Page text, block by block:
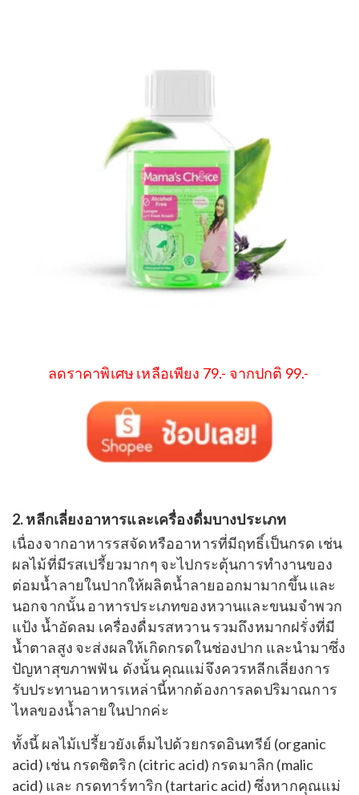
ลดราคาพิเศษ เหลือเพียง 79.- จากปกติ 99.-
2. หลีกเลี่ยงอาหารและเครื่องดื่มบางประเภท
เนื่องจากอาหารรสจัดหรืออาหารที่มีฤทธิ์เป็นกรด เช่น
ผลไม้ที่มีรสเปรี้ยวมากๆ จะไปกระตุ้นการทำงานของ
ต่อมน้ำลายในปากให้ผลิตน้ำลายออกมามากขึ้น และ
นอกจากนั้น อาหารประเภทของหวานและขนมจำพวก
แป้ง น้ำอัดลม เครื่องดื่มรสหวาน รวมถึงหมากฝรั่งที่มี
น้ำตาลสูง จะส่งผลให้เกิดกรดในช่องปาก และนำมาซึ่ง
ปัญหาสุขภาพฟัน ดังนั้น คุณแม่จึงควรหลีกเลี่ยงการ
รับประทานอาหารเหล่านี้หากต้องการลดปริมาณการ
ไหลของน้ำลายในปากค่ะ
ทั้งนี้ ผลไม้เปรี้ยวยังเต็มไปด้วยกรดอินทรีย์ (organic
acid) เช่น กรดซิตริก (citric acid) กรดมาลิก (malic
acid) และ กรดทาร์ทาริก (tartaric acid) ซึ่งหากคุณแม่